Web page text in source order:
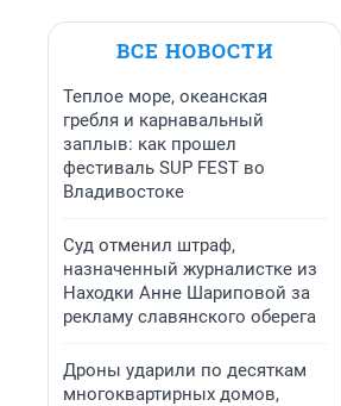
ВСЕ НОВОСТИ
Теплое море, океанская
гребля и карнавальный
заплыв: как прошел
фестиваль SUP FEST во
Владивостоке
Суд отменил штраф,
назначенный журналистке из
Находки Анне Шариповой за
рекламу славянского оберега
Дроны ударили по десяткам
многоквартирных домов,